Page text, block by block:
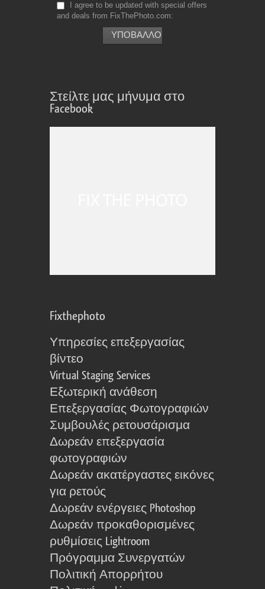
I agree to be updated with special offers
and deals from FixThePhoto.com
Στείλτε μας μήνυμα στο
Facebook
Fixthephoto
Υπηρεσίες επεξεργασίας
βίντεο
Virtual Staging Services
Εξωτερική ανάθεση
Επεξεργασίας Φωτογραφιών
Συμβουλές ρετουσάρισμα
Δωρεάν επεξεργασία
φωτογραφιών
Δωρεάν ακατέργαστες εικόνες
για ρετούς
Δωρεάν ενέργειες Photoshop
Δωρεάν προκαθορισμένες
ρυθμίσεις Lightroom
Πρόγραμμα Συνεργατών
Πολιτική Απορρήτου